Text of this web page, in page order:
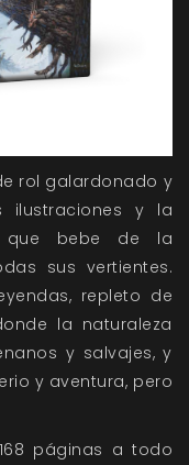
rol galardonado y
ilustraciones y la
que bebe de la
sus vertientes.
repleto de
la naturaleza
y salvajes, y
y aventura, pero
páginas a todo